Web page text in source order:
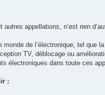
appellations, n’est rien
de l’électronique, tel que
TV, déblocage ou
électroniques dans toute ces
: